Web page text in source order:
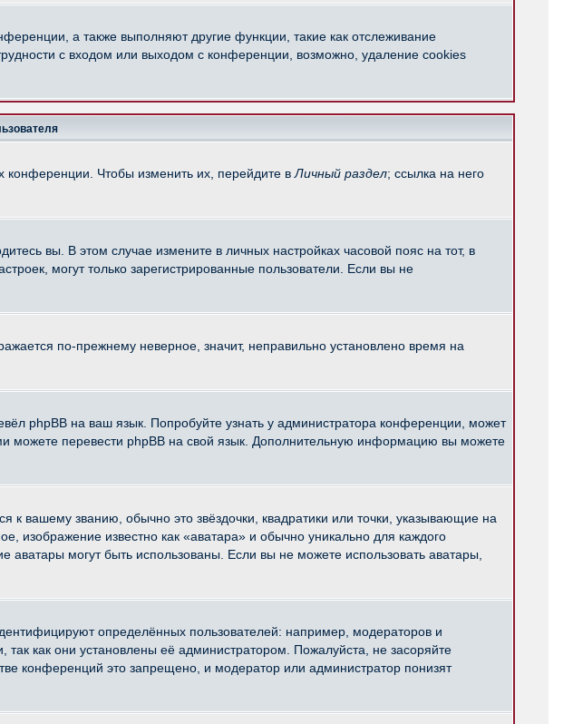
а также выполняют другие функции, такие как отслеживание
с входом или выходом с конференции, возможно, удаление cookies
конференции. Чтобы изменить их, перейдите в Личный раздел; ссылка на него
вы. В этом случае измените в личных настройках часовой пояс на тот, в
могут только зарегистрированные пользователи. Если вы не
по-прежнему неверное, значит, неправильно установлено время на
phpBB на ваш язык. Попробуйте узнать у администратора конференции, может
можете перевести phpBB на свой язык. Дополнительную информацию вы можете
к вашему званию, обычно это звёздочки, квадратики или точки, указывающие на
изображение известно как «аватара» и обычно уникально для каждого
аватары могут быть использованы. Если вы не можете использовать аватары,
определённых пользователей: например, модераторов и
как они установлены её администратором. Пожалуйста, не засоряйте
конференций это запрещено, и модератор или администратор понизят